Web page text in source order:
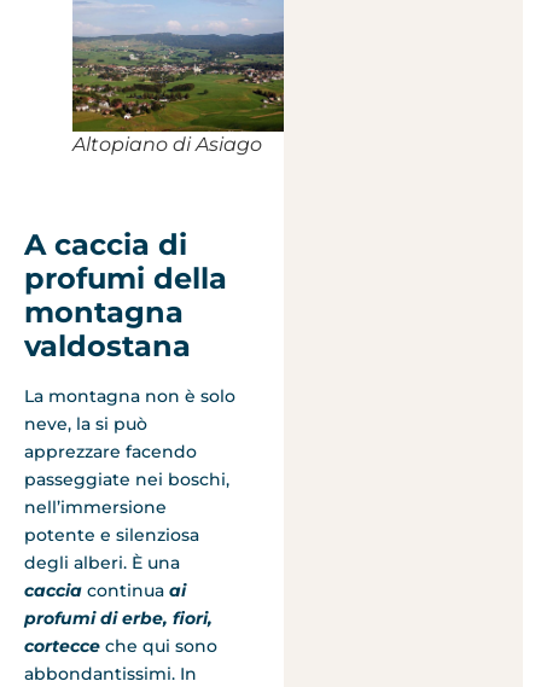
Altopiano di Asiago
A caccia di
profumi della
montagna
valdostana
La montagna non è solo
neve, la si può
apprezzare facendo
passeggiate nei boschi,
nell’immersione
potente e silenziosa
degli alberi. È una
caccia continua ai
profumi di erbe, fiori,
cortecce che qui sono
abbondantissimi. In